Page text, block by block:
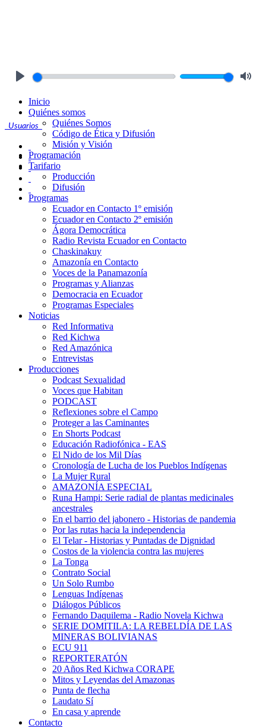
Usuarios
Inicio
Quiénes somos
Quiénes Somos
Código de Ética y Difusión
Misión y Visión
Programación
Tarifario
Producción
Difusión
Programas
Ecuador en Contacto 1º emisión
Ecuador en Contacto 2º emisión
Ágora Democrática
Radio Revista Ecuador en Contacto
Chaskinakuy
Amazonía en Contacto
Voces de la Panamazonía
Programas y Alianzas
Democracia en Ecuador
Programas Especiales
Noticias
Red Informativa
Red Kichwa
Red Amazónica
Entrevistas
Producciones
Podcast Sexualidad
Voces que Habitan
PODCAST
Reflexiones sobre el Campo
Proteger a las Caminantes
En Shorts Podcast
Educación Radiofónica - EAS
El Nido de los Mil Días
Cronología de Lucha de los Pueblos Indígenas
La Mujer Rural
AMAZONÍA ESPECIAL
Runa Hampi: Serie radial de plantas medicinales
ancestrales
En el barrio del jabonero - Historias de pandemia
Por las rutas hacia la independencia
El Telar - Historias y Puntadas de Dignidad
Costos de la violencia contra las mujeres
La Tonga
Contrato Social
Un Solo Rumbo
Lenguas Indígenas
Diálogos Públicos
Fernando Daquilema - Radio Novela Kichwa
SERIE DOMITILA: LA REBELDÍA DE LAS
MINERAS BOLIVIANAS
ECU 911
REPORTERATÓN
20 Años Red Kichwa CORAPE
Mitos y Leyendas del Amazonas
Punta de flecha
Laudato Sí
En casa y aprende
Contacto